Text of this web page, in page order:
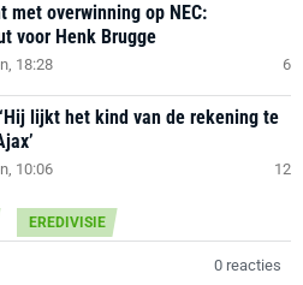
met overwinning op NEC:
voor Henk Brugge
18:28 6
lijkt het kind van de rekening te
10:06 12
EREDIVISIE
0 reacties